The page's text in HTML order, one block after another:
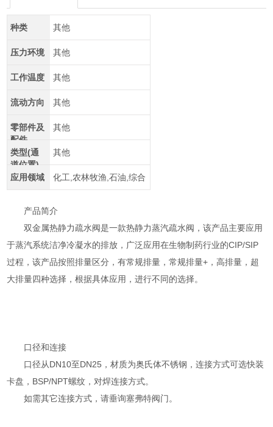
种类 其他
压力环境 其他
工作温度 其他
流动方向 其他
零部件及
配件
其他
类型(通
道位置)
其他
应用领域 化工,农林牧渔,石油,综合
产品简介
双金属热静力疏水阀是一款热静力蒸汽疏水阀，该产品主要应用
于蒸汽系统洁净冷凝水的排放，广泛应用在生物制药行业的CIP/SIP
过程，该产品按照排量区分，有常规排量，常规排量+，高排量，超
大排量四种选择，根据具体应用，进行不同的选择。
口径和连接
口径从DN10至DN25，材质为奥氏体不锈钢，连接方式可选快装
卡盘，BSP/NPT螺纹，对焊连接方式。
如需其它连接方式，请垂询塞弗特阀门。